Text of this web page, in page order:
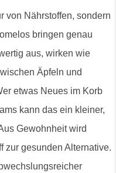
von Nährstoffen, sondern
bringen genau
aus, wirken wie
Äpfeln und
etwas Neues im Korb
kann das ein kleiner,
Gewohnheit wird
zur gesunden Alternative.